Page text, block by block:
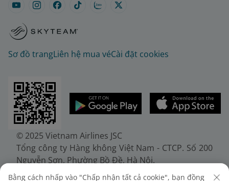
Sơ đồ trangLiên hệ mua véCài đặt cookies
© 2025 Vietnam Airlines JSC
Tổng công ty Hàng không Việt Nam - CTCP. Số 200
Nguyễn Sơn, Phường Bồ Đề, Hà Nội.
Điện thoại: (+84-24) 38272289. Fax: (+84-24)
Bằng cách nhấp vào "Chấp nhận tất cả cookie", bạn đồng